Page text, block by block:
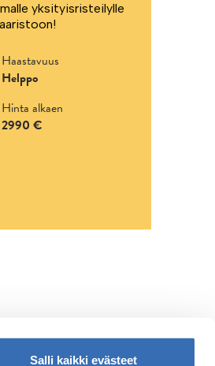
Salli kaikki evästeet
yksityisristeilylle
Haastavuus
Helppo
Hinta alkaen
2990 €